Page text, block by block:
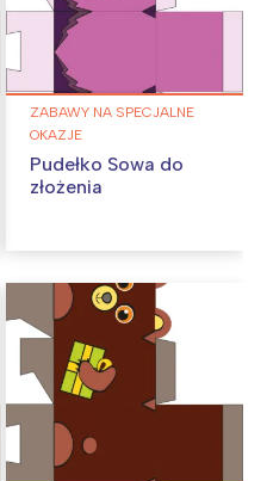
ZABAWY NA SPECJALNE
OKAZJE
Pudełko Sowa do
złożenia